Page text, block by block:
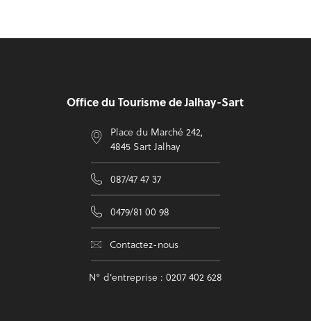
Office du Tourisme de Jalhay-Sart
Place du Marché 242,
4845 Sart Jalhay
087/47 47 37
0479/81 00 98
Contactez-nous
N° d'entreprise : 0207 402 628